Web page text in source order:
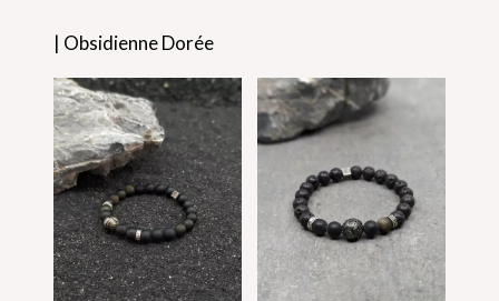
| Obsidienne Dorée